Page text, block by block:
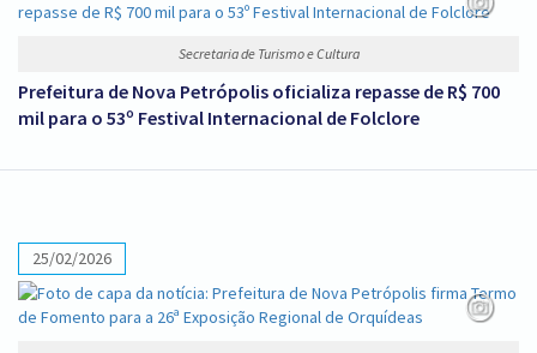
Secretaria de Turismo e Cultura
Prefeitura de Nova Petrópolis oficializa repasse de R$ 700
mil para o 53º Festival Internacional de Folclore
25/02/2026